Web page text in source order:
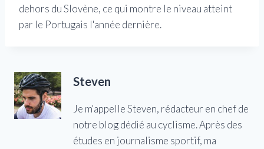
dehors du Slovène, ce qui montre le niveau atteint
par le Portugais l'année dernière.
Steven
Je m'appelle Steven, rédacteur en chef de
notre blog dédié au cyclisme. Après des
études en journalisme sportif, ma